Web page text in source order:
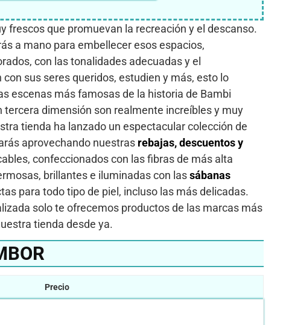
frescos que promuevan la recreación y el descanso.
a mano para embellecer esos espacios,
con las tonalidades adecuadas y el
sus seres queridos, estudien y más, esto lo
escenas más famosas de la historia de Bambi
dimensión son realmente increíbles y muy
tienda ha lanzado un espectacular colección de
aprovechando nuestras rebajas, descuentos y
confeccionados con las fibras de más alta
brillantes e iluminadas con lassábanas
para todo tipo de piel, incluso las más delicadas.
solo te ofrecemos productos de las marcas más
tienda desde ya.
Precio